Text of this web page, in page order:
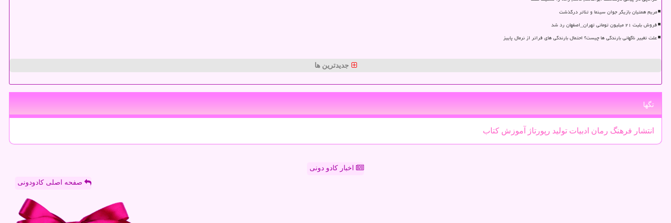
مریم همتیان بازیگر جوان سینما و تئاتر درگذشت
فروش بلیت ۲۱ میلیون تومانی تهران_اصفهان رد شد
علت تغییر ناگهانی بارندگی ها چیست؟ احتمال بارندگی های فراتر از نرمال پاییز
جدیدترین ها
تگها
انتشار فرهنگ رمان ادبیات تولید رپورتاژ آموزش كتاب
اخبار کادو دونی
صفحه اصلی کادودونی